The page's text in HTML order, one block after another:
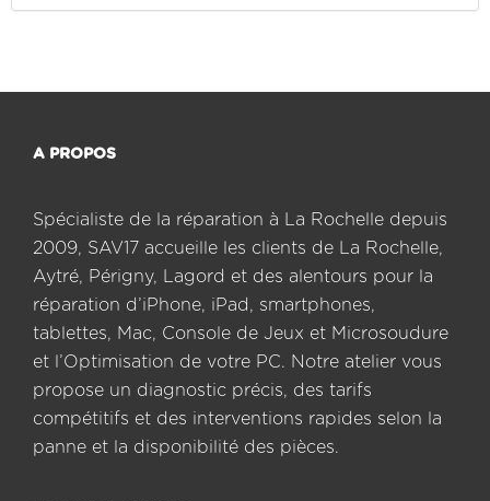
A PROPOS
Spécialiste de la réparation à La Rochelle depuis
2009, SAV17 accueille les clients de La Rochelle,
Aytré, Périgny, Lagord et des alentours pour la
réparation d’iPhone, iPad, smartphones,
tablettes, Mac, Console de Jeux et Microsoudure
et l’Optimisation de votre PC. Notre atelier vous
propose un diagnostic précis, des tarifs
compétitifs et des interventions rapides selon la
panne et la disponibilité des pièces.